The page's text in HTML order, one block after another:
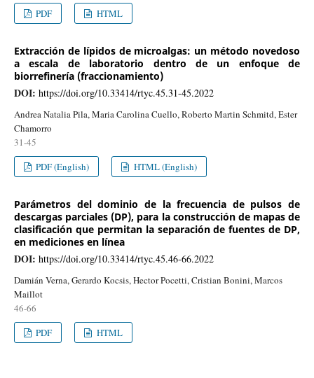
PDF
HTML
Extracción de lípidos de microalgas: un método novedoso
a escala de laboratorio dentro de un enfoque de
biorrefinería (fraccionamiento)
DOI: https://doi.org/10.33414/rtyc.45.31-45.2022
Andrea Natalia Pila, Maria Carolina Cuello, Roberto Martin Schmitd, Ester
Chamorro
31-45
PDF (English)
HTML (English)
Parámetros del dominio de la frecuencia de pulsos de
descargas parciales (DP), para la construcción de mapas de
clasificación que permitan la separación de fuentes de DP,
en mediciones en línea
DOI: https://doi.org/10.33414/rtyc.45.46-66.2022
Damián Verna, Gerardo Kocsis, Hector Pocetti, Cristian Bonini, Marcos
Maillot
46-66
PDF
HTML